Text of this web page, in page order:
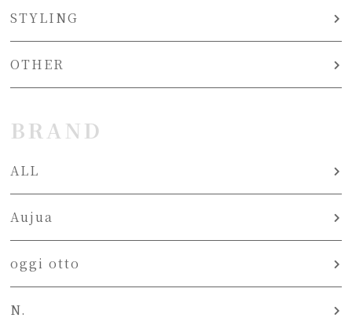
STYLING
OTHER
BRAND
ALL
Aujua
oggi otto
N.